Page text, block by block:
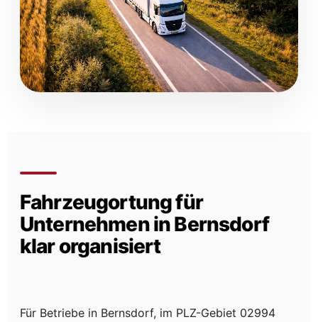
Fahrzeugortung für
Unternehmen in Bernsdorf
klar organisiert
Für Betriebe in Bernsdorf, im PLZ-Gebiet 02994